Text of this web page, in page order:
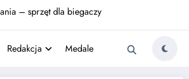
– sprzęt dla biegaczy
Redakcja Medale